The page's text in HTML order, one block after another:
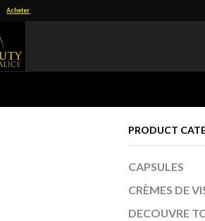
Acheter
PRODUCT
CAPSULES
CRÈMES DE
DECOUVRE